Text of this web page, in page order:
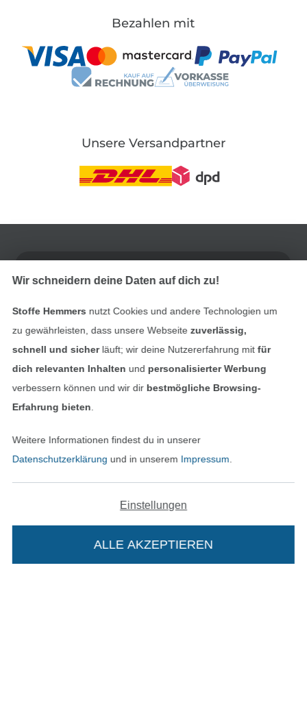
In deinen Warenkorb
Bezahlen mit
Unsere Versandpartner
Datenschutz
Widerrufsrecht
Bestellung widerrufen
Finde mehr Inspiration
Wir schneidern deine Daten auf dich zu!
Stoffe Hemmers nutzt Cookies und andere Technologien um
zu gewährleisten, dass unsere Webseite zuverlässig,
schnell und sicherläuft; wir deine Nutzererfahrung mitfür
dich relevanten Inhalten und personalisierter Werbung
verbessern können und wir dir bestmögliche Browsing-
Erfahrung bieten
Weitere Informationen findest du in unserer
Datenschutzerklärung und in unserem Impressum
Einstellungen
ALLE AKZEPTIEREN